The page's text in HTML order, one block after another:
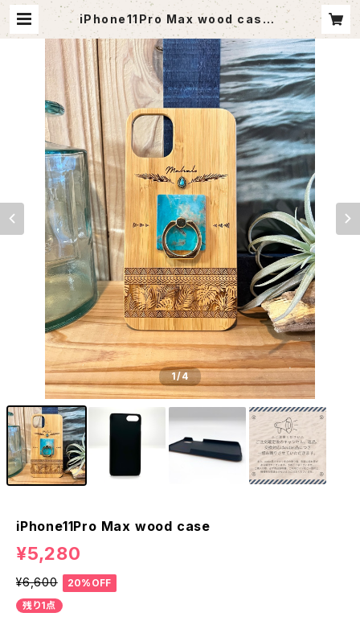
iPhone11Pro Max wood case |
agoutlet
1/4
iPhone11Pro Max wood case
¥5,280
¥6,600
20%OFF
残り1点